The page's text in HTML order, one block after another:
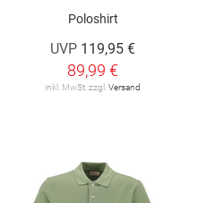
Poloshirt
UVP 119,95 €
89,99 €
inkl. MwSt. zzgl.Versand